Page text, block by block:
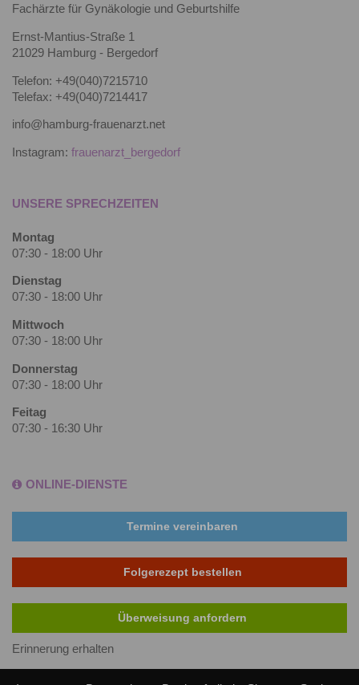
Fachärzte für Gynäkologie und Geburtshilfe
Ernst-Mantius-Straße 1
21029 Hamburg - Bergedorf
Telefon: +49(040)7215710
Telefax: +49(040)7214417
info@hamburg-frauenarzt.net
Instagram: frauenarzt_bergedorf
UNSERE SPRECHZEITEN
Montag
07:30 - 18:00 Uhr
Dienstag
07:30 - 18:00 Uhr
Mittwoch
07:30 - 18:00 Uhr
Donnerstag
07:30 - 18:00 Uhr
Feitag
07:30 - 16:30 Uhr
ONLINE-DIENSTE
Termine vereinbaren
Folgerezept bestellen
Überweisung anfordern
Erinnerung erhalten